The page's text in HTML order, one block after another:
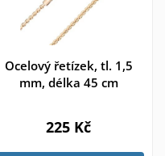
Ocelový řetízek, tl. 1,5
mm, délka 45 cm
225 Kč